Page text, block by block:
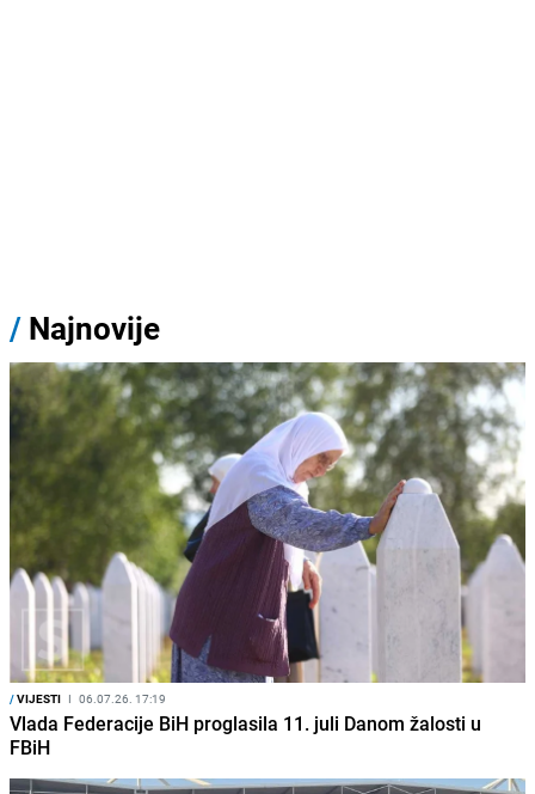
/ Najnovije
/VIJESTI I 06.07.26. 17:19
Vlada Federacije BiH proglasila 11. juli Danom žalosti u
FBiH